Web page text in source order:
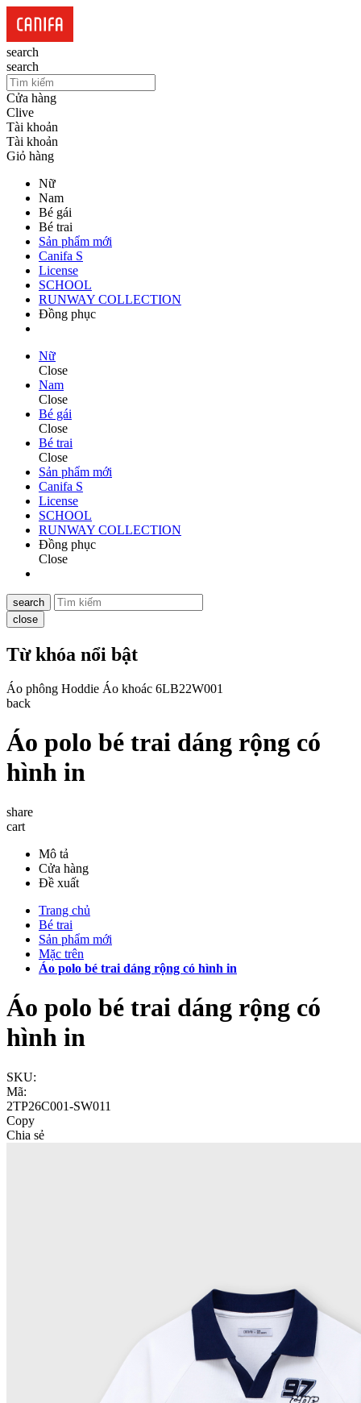
search
search
Cửa hàng
Clive
Tài khoản
Tài khoản
Giỏ hàng
Nữ
Nam
Bé gái
Bé trai
Sản phẩm mới
Canifa S
License
SCHOOL
RUNWAY COLLECTION
Đồng phục
Nữ
Close
Nam
Close
Bé gái
Close
Bé trai
Close
Sản phẩm mới
Canifa S
License
SCHOOL
RUNWAY COLLECTION
Đồng phục
Close
search
close
Từ khóa nổi bật
Áo phông Hoddie Áo khoác 6LB22W001
back
Áo polo bé trai dáng rộng có
hình in
share
cart
Mô tả
Cửa hàng
Đề xuất
Trang chủ
Bé trai
Sản phẩm mới
Mặc trên
Áo polo bé trai dáng rộng có hình in
Áo polo bé trai dáng rộng có
hình in
SKU:
Mã:
2TP26C001-SW011
Copy
Chia sẻ